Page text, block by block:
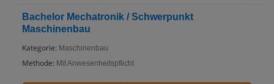
Bachelor Mechatronik / Schwerpunkt
Maschinenbau
Kategorie: Maschinenbau
Methode: Mit Anwesenheitspflicht